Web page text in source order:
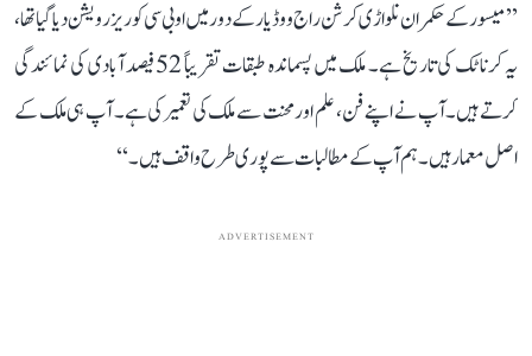
’’میسور کے حکمران نلواڑی کرشن راج ووڈیار کے دور میں او بی سی کو ریزرویشن دیا گیا تھا،
یہ کرناٹک کی تاریخ ہے۔ ملک میں پسماندہ طبقات تقریباً 52 فیصد آبادی کی نمائندگی
کرتے ہیں۔ آپ نے اپنے فن، علم اور محنت سے ملک کی تعمیر کی ہے۔ آپ ہی ملک کے
اصل معمار ہیں۔ ہم آپ کے مطالبات سے پوری طرح واقف ہیں۔‘‘
ADVERTISEMENT